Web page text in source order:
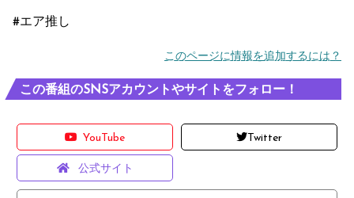
#エア推し
このページに情報を追加するには？
この番組のSNSアカウントやサイトをフォロー！
YouTube Twitter
公式サイト